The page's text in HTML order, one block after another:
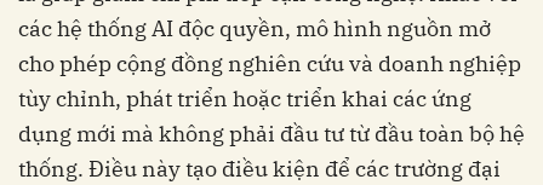
các hệ thống AI độc quyền, mô hình nguồn mở
cho phép cộng đồng nghiên cứu và doanh nghiệp
tùy chỉnh, phát triển hoặc triển khai các ứng
dụng mới mà không phải đầu tư từ đầu toàn bộ hệ
thống. Điều này tạo điều kiện để các trường đại